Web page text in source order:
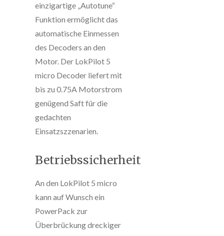
einzigartige „Autotune“
Funktion ermöglicht das
automatische Einmessen
des Decoders an den
Motor. Der LokPilot 5
micro Decoder liefert mit
bis zu 0.75A Motorstrom
genügend Saft für die
gedachten
Einsatzszzenarien.
Betriebssicherheit
An den LokPilot 5 micro
kann auf Wunsch ein
PowerPack zur
Überbrückung dreckiger